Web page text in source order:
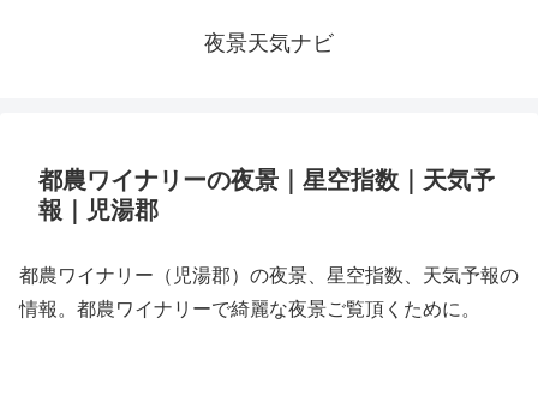
夜景天気ナビ
都農ワイナリーの夜景｜星空指数｜天気予
報｜児湯郡
都農ワイナリー（児湯郡）の夜景、星空指数、天気予報の
情報。都農ワイナリーで綺麗な夜景ご覧頂くために。